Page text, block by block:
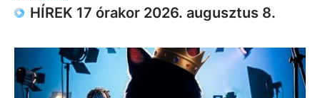
HÍREK 17 órakor 2026. augusztus 8.